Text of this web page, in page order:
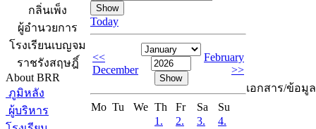
กลิ่นเพ็ง
ผู้อำนวยการ
โรงเรียนเบญจม
ราชรังสฤษฎิ์
About BRR
ภูมิหลัง
ผู้บริหาร
Today
<<
December
February
>>
Mo Tu We Th Fr Sa
Su
1.
2. 3. 4.
เอกสาร/ข้อมูล